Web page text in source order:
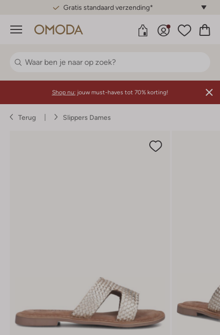
Gratis standaard verzending*
Menu
Shop nu: jouw must-haves tot 70% korting!
Terug Slippers Dames